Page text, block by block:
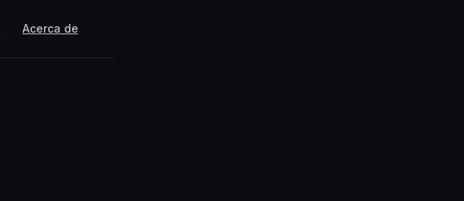
Acerca de